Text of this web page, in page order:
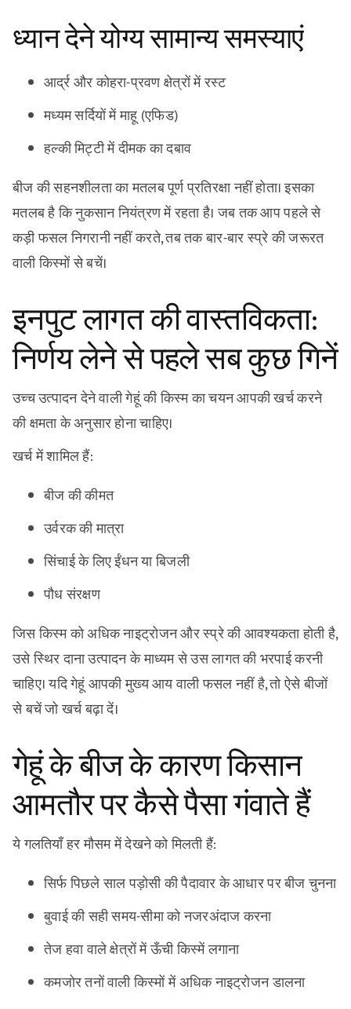
ध्यान देने योग्य सामान्य समस्याएं
आर्द्र और कोहरा-प्रवण क्षेत्रों में रस्ट
मध्यम सर्दियों में माहू (एफिड)
हल्की मिट्टी में दीमक का दबाव
बीज की सहनशीलता का मतलब पूर्ण प्रतिरक्षा नहीं होता। इसका
मतलब है कि नुकसान नियंत्रण में रहता है। जब तक आप पहले से
कड़ी फसल निगरानी नहीं करते, तब तक बार-बार स्प्रे की जरूरत
वाली किस्मों से बचें।
इनपुट लागत की वास्तविकता:
निर्णय लेने से पहले सब कुछ गिनें
उच्च उत्पादन देने वाली गेहूं की किस्म का चयन आपकी खर्च करने
की क्षमता के अनुसार होना चाहिए।
खर्च में शामिल हैं:
बीज की कीमत
उर्वरक की मात्रा
सिंचाई के लिए ईंधन या बिजली
पौध संरक्षण
जिस किस्म को अधिक नाइट्रोजन और स्प्रे की आवश्यकता होती है,
उसे स्थिर दाना उत्पादन के माध्यम से उस लागत की भरपाई करनी
चाहिए। यदि गेहूं आपकी मुख्य आय वाली फसल नहीं है, तो ऐसे बीजों
से बचें जो खर्च बढ़ा दें।
गेहूं के बीज के कारण किसान
आमतौर पर कैसे पैसा गंवाते हैं
ये गलतियाँ हर मौसम में देखने को मिलती हैं:
सिर्फ पिछले साल पड़ोसी की पैदावार के आधार पर बीज चुनना
बुवाई की सही समय-सीमा को नजरअंदाज करना
तेज हवा वाले क्षेत्रों में ऊँची किस्में लगाना
कमजोर तनों वाली किस्मों में अधिक नाइट्रोजन डालना